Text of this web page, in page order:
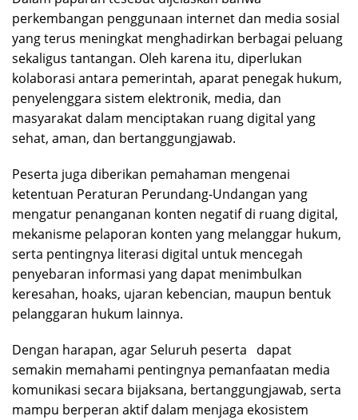
perkembangan penggunaan internet dan media sosial
yang terus meningkat menghadirkan berbagai peluang
sekaligus tantangan. Oleh karena itu, diperlukan
kolaborasi antara pemerintah, aparat penegak hukum,
penyelenggara sistem elektronik, media, dan
masyarakat dalam menciptakan ruang digital yang
sehat, aman, dan bertanggungjawab.
Peserta juga diberikan pemahaman mengenai
ketentuan Peraturan Perundang-Undangan yang
mengatur penanganan konten negatif di ruang digital,
mekanisme pelaporan konten yang melanggar hukum,
serta pentingnya literasi digital untuk mencegah
penyebaran informasi yang dapat menimbulkan
keresahan, hoaks, ujaran kebencian, maupun bentuk
pelanggaran hukum lainnya.
Dengan harapan, agar Seluruh peserta dapat
semakin memahami pentingnya pemanfaatan media
komunikasi secara bijaksana, bertanggungjawab, serta
mampu berperan aktif dalam menjaga ekosistem